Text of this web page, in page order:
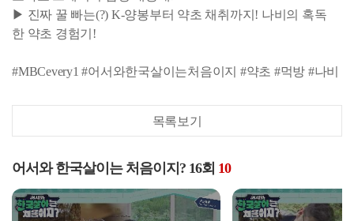
▶ 진짜 꿀 빠는(?) K-양봉부터 약초 채취까지! 나비의 혹독
한 약초 경험기!
#MBCevery1 #어서와한국살이는처음이지 #약초 #먹방 #나비
목록보기
어서와 한국살이는 처음이지? 16회 10